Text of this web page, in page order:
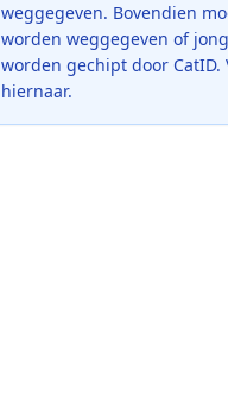
weggegeven. Bovendien
worden weggegeven of
worden gechipt door
hiernaar.